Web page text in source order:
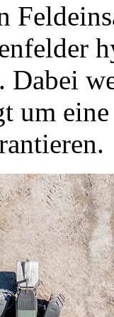
Dabei
um